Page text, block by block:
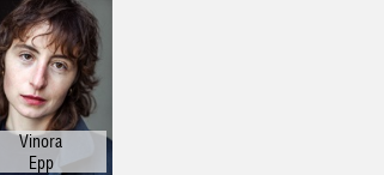
Vinora
Epp